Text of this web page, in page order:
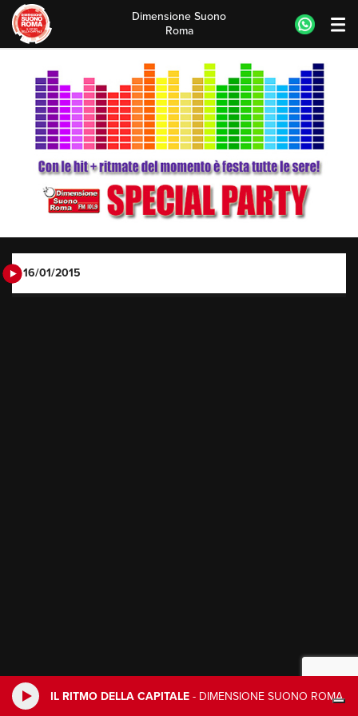
IL RITMO DELLA CAPITALE - DIMENSIONE SUONO ROMA
content
Dimensione Suono
Roma
16/01/2015